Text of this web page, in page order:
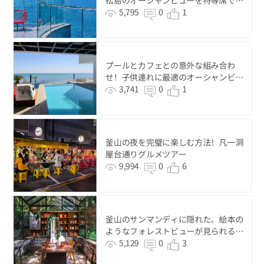
しんでみよう！
5,795 0 1
プールとカフェとの意外な組み合わ
せ！子供連れに最適のオーシャンビュ
ーカフェSea＆Tree
3,741 0 1
釜山の夜を完璧に楽しむ方法！凡一洞
屋台通りグルメツアー
9,994
0 6
釜山のサンマンディに隠れた、絵本の
ようなフォレストビューが見られる感
性豊かなカフェ 'カフェ・マンディ'
5,129 0 3